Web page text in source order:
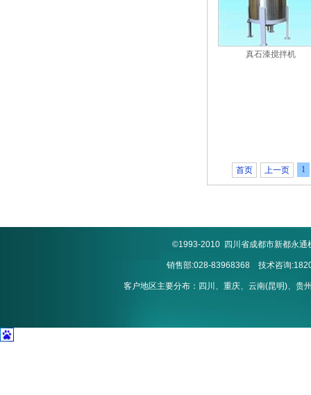
真石漆搅拌机
首页 上一页 1
©1993-2010 四川省成都市新都永
销售部:028-83968368 技术咨询
客户地区主要分布：四川、重庆、云南(昆明)、贵